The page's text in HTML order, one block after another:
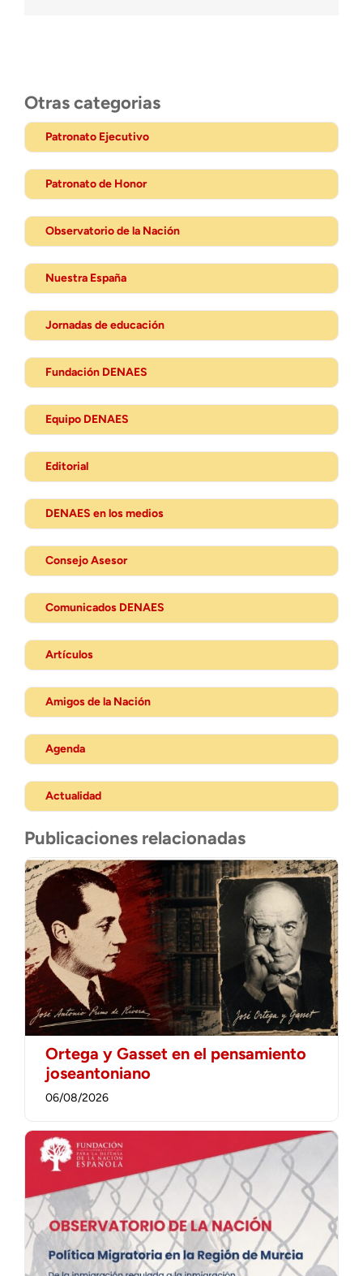
Otras categorias
Patronato Ejecutivo
Patronato de Honor
Observatorio de la Nación
Nuestra España
Jornadas de educación
Fundación DENAES
Equipo DENAES
Editorial
DENAES en los medios
Consejo Asesor
Comunicados DENAES
Artículos
Amigos de la Nación
Agenda
Actualidad
Publicaciones relacionadas
Ortega y Gasset en el pensamiento
joseantoniano
06/08/2026